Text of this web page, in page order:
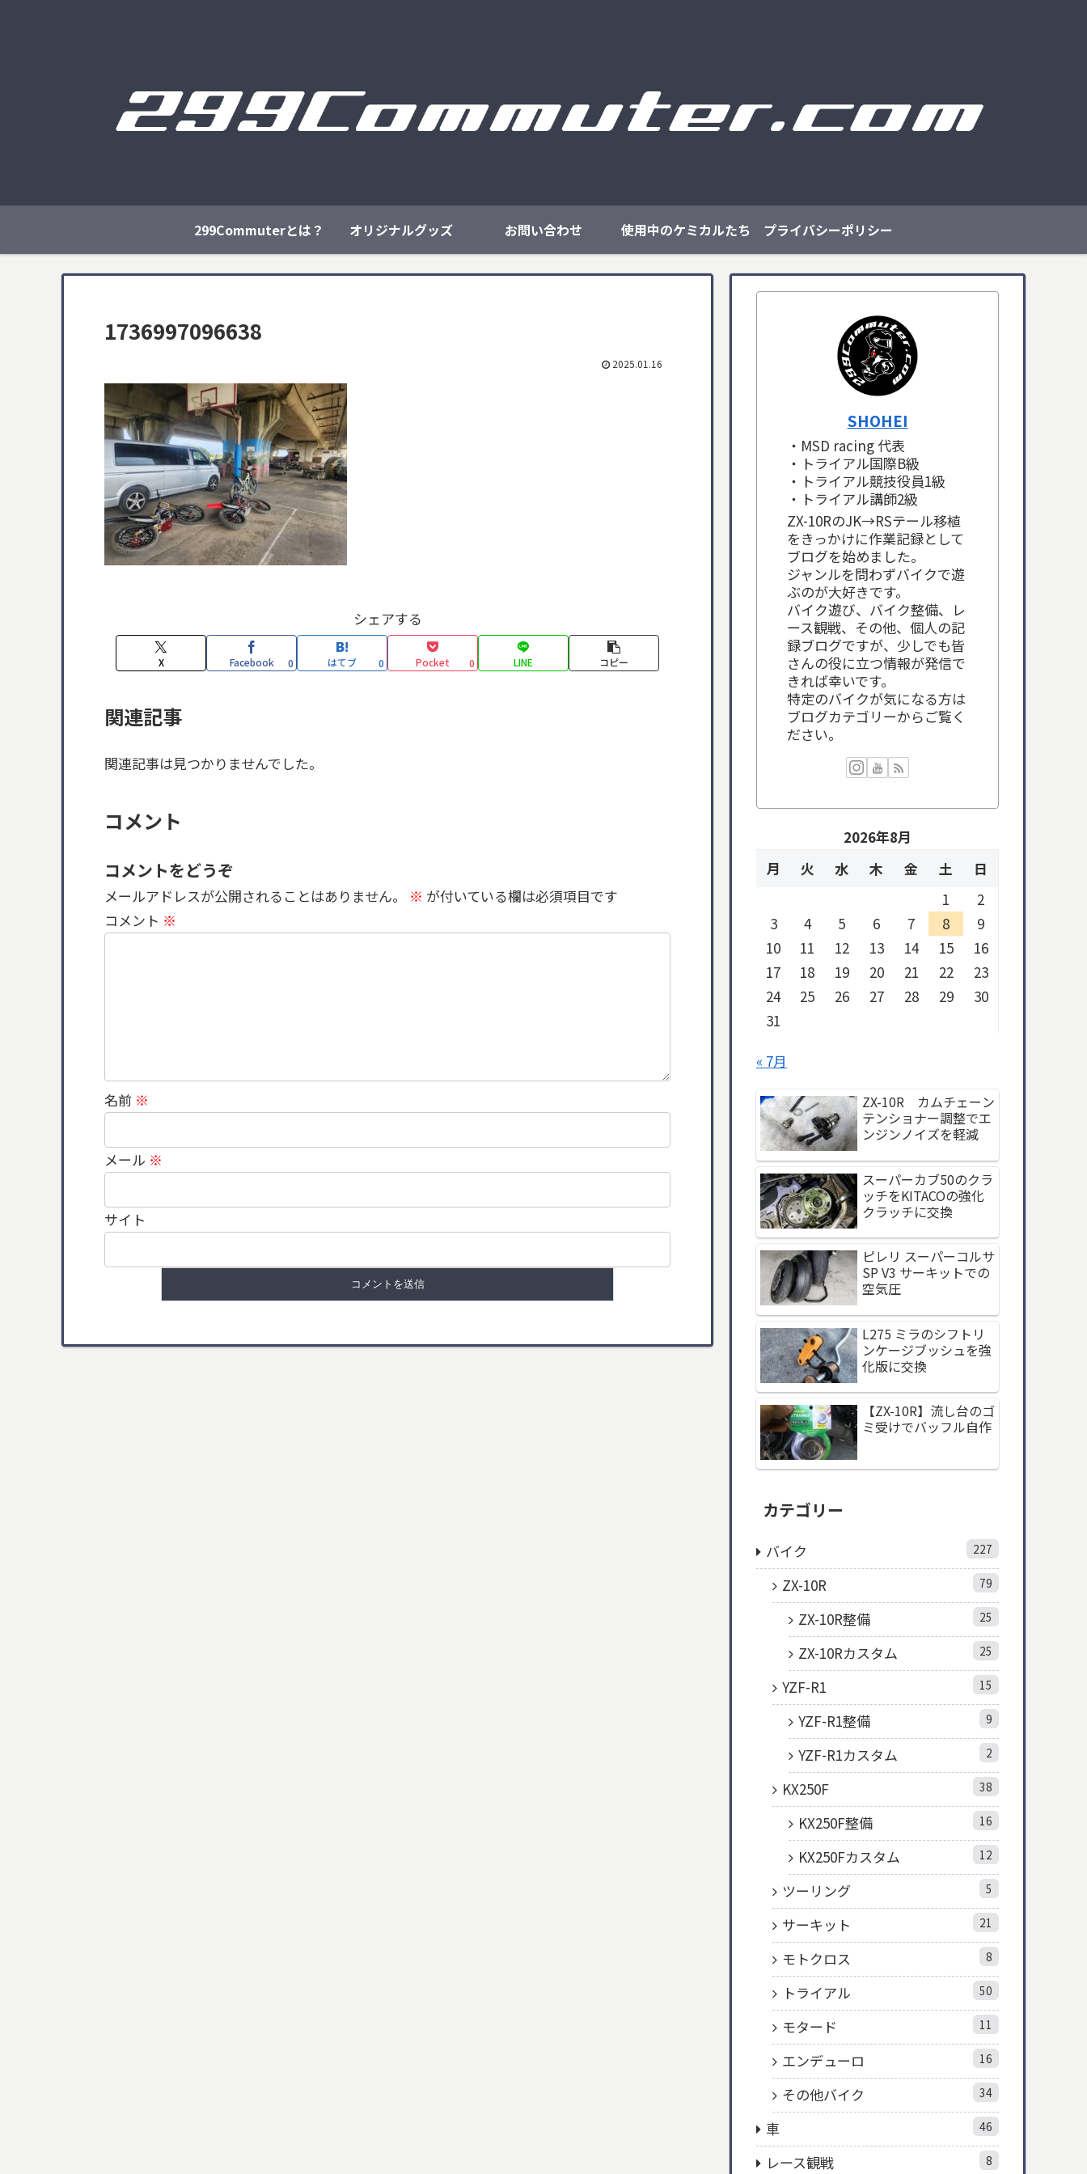
299Commuterとは？ オリジナルグッズ お問い合わせ 使用中のケミカルたち プライバシーポリシー
1736997096638
2025.01.16
シェアする
X Facebook 0 はてブ 0 Pocket 0 LINE コピー
関連記事
関連記事は見つかりませんでした。
コメント
コメントをどうぞ
メールアドレスが公開されることはありません。 ※ が付いている欄は必須項目です
コメント ※
名前 ※
メール ※
サイト
SHOHEI
・MSD racing 代表
・トライアル国際B級
・トライアル競技役員1級
・トライアル講師2級
ZX-10RのJK→RSテール移植
をきっかけに作業記録として
ブログを始めました。
ジャンルを問わずバイクで遊
ぶのが大好きです。
バイク遊び、バイク整備、レ
ース観戦、その他、個人の記
録ブログですが、少しでも皆
さんの役に立つ情報が発信で
きれば幸いです。
特定のバイクが気になる方は
ブログカテゴリーからご覧く
ださい。
2026年8月
月
火 水 木 金 土
日
1
2
3
4 5 6 7 8
9
10
11 12 13 14 15
16
17
18 19 20 21 22
23
24
25 26 27 28 29
30
31
« 7月
ZX-10R カムチェーン
テンショナー調整でエ
ンジンノイズを軽減
スーパーカブ50のクラ
ッチをKITACOの強化
クラッチに交換
ピレリ スーパーコルサ
SP V3 サーキットでの
空気圧
L275 ミラのシフトリ
ンケージブッシュを強
化版に交換
【ZX-10R】流し台のゴ
ミ受けでバッフル自作
カテゴリー
バイク 227
ZX-10R 79
ZX-10R整備 25
ZX-10Rカスタム 25
YZF-R1 15
YZF-R1整備 9
YZF-R1カスタム 2
KX250F 38
KX250F整備 16
KX250Fカスタム 12
ツーリング 5
サーキット 21
モトクロス 8
トライアル 50
モタード 11
エンデューロ 16
その他バイク 34
車 46
レース観戦 8